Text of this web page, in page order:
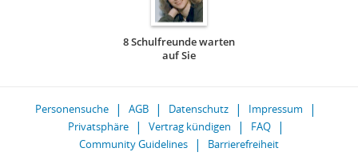
8 Schulfreunde warten
auf Sie
Personensuche AGB Datenschutz
Impressum
Privatsphäre
Vertrag kündigen
FAQ
Community Guidelines
Barrierefreiheit